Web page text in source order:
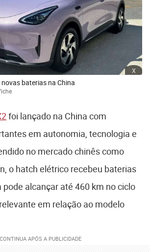
x
novas baterias na China
foi lançado na China com
em autonomia, tecnologia e
no mercado chinês como
o hatch elétrico recebeu baterias
pode alcançar até 460 km no ciclo
em relação ao modelo